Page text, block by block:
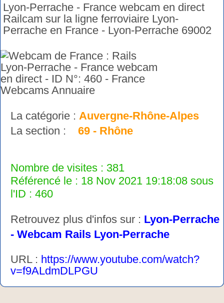
Lyon-Perrache - France webcam en direct
Railcam sur la ligne ferroviaire Lyon-
Perrache en France - Lyon-Perrache 69002
La catégorie : Auvergne-Rhône-Alpes
La section : 69 - Rhône
Nombre de visites : 381
Référencé le : 18 Nov 2021 19:18:08 sous
l'ID : 460
Retrouvez plus d'infos sur : Lyon-Perrache
- Webcam Rails Lyon-Perrache
URL : https://www.youtube.com/watch?
v=f9ALdmDLPGU